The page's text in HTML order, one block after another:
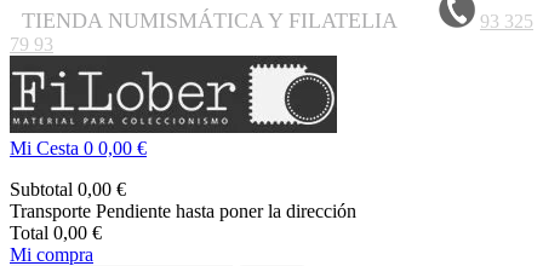
TIENDA NUMISMÁTICA Y FILATELIA
93 325
79 93
Mi Cesta 0 0,00 €
Subtotal 0,00 €
Transporte Pendiente hasta poner la dirección
Total 0,00 €
Mi compra